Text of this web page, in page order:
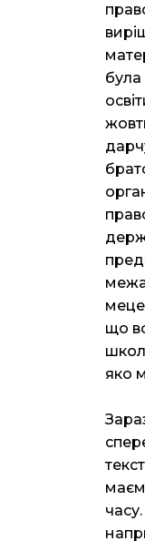
що
яко